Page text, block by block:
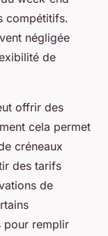
compétitifs.
négligée
de
offrir des
cela permet
créneaux
des tarifs
de
pour remplir